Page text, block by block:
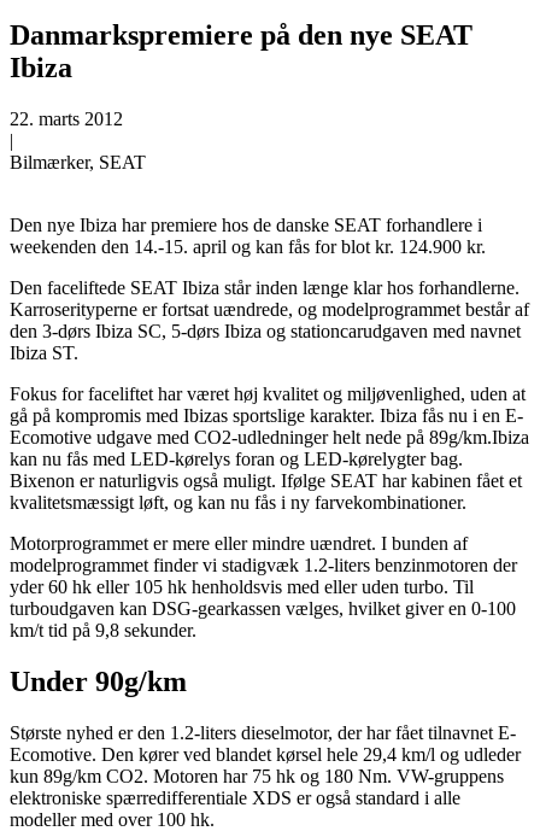
Danmarkspremiere på den nye SEAT
Ibiza
22. marts 2012
|
Bilmærker, SEAT
Den nye Ibiza har premiere hos de danske SEAT forhandlere i
weekenden den 14.-15. april og kan fås for blot kr. 124.900 kr.
Den faceliftede SEAT Ibiza står inden længe klar hos forhandlerne.
Karroserityperne er fortsat uændrede, og modelprogrammet består af
den 3-dørs Ibiza SC, 5-dørs Ibiza og stationcarudgaven med navnet
Ibiza ST.
Fokus for faceliftet har været høj kvalitet og miljøvenlighed, uden at
gå på kompromis med Ibizas sportslige karakter. Ibiza fås nu i en E-
Ecomotive udgave med CO2-udledninger helt nede på 89g/km.Ibiza
kan nu fås med LED-kørelys foran og LED-kørelygter bag.
Bixenon er naturligvis også muligt. Ifølge SEAT har kabinen fået et
kvalitetsmæssigt løft, og kan nu fås i ny farvekombinationer.
Motorprogrammet er mere eller mindre uændret. I bunden af
modelprogrammet finder vi stadigvæk 1.2-liters benzinmotoren der
yder 60 hk eller 105 hk henholdsvis med eller uden turbo. Til
turboudgaven kan DSG-gearkassen vælges, hvilket giver en 0-100
km/t tid på 9,8 sekunder.
Under 90g/km
Største nyhed er den 1.2-liters dieselmotor, der har fået tilnavnet E-
Ecomotive. Den kører ved blandet kørsel hele 29,4 km/l og udleder
kun 89g/km CO2. Motoren har 75 hk og 180 Nm. VW-gruppens
elektroniske spærredifferentiale XDS er også standard i alle
modeller med over 100 hk.